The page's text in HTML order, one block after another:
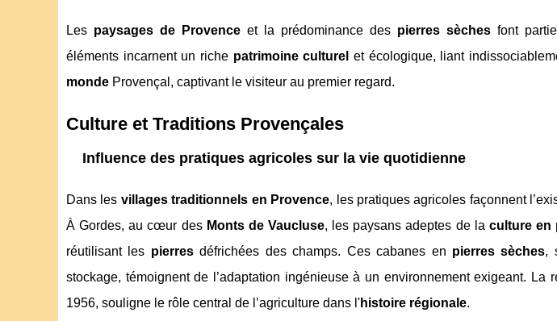
Les paysages de Provence et la prédominance des pierres sèches font
éléments incarnent un riche patrimoine culturel et écologique, liant
monde Provençal, captivant le visiteur au premier regard.
Culture et Traditions Provençales
Influence des pratiques agricoles sur la vie quotidienne
Dans les villages traditionnels en Provence, les pratiques agricoles façonnent
À Gordes, au cœur des Monts de Vaucluse, les paysans adeptes de la culture en
réutilisant les pierresdéfrichées des champs. Ces cabanes en pierres sèches,
stockage, témoignent de l’adaptation ingénieuse à un environnement exigeant. La
1956, souligne le rôle central de l’agriculture dans l'histoire régionale.